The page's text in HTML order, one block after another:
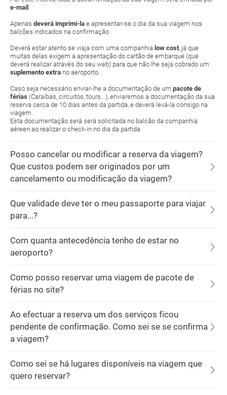
e-mail .
Apenas deverá imprimi-la e apresentar-se o dia da sua viagem nos
balcões indicados na confirmação
Deverá estar atento se viaja com uma companhia low cost, já que
muitas delas exigem a apresentação do cartão de embarque (que
deverá realizar através do seu web) para que não lhe seja cobrado um
suplemento extra no aeroporto.
Caso seja necessário enviar-lhe a documentação de um pacote de
férias (Caraíbas, circuitos, tours...), enviaremos a documentação da sua
reserva cerca de 10 dias antes da partida, e deverá levá-la consigo na
viagem.
Esta documentação será será solicitada no balcão da companhia
aéreen ao realizar o check-in no dia da partida.
Posso cancelar ou modificar a reserva da viagem?
Que custos podem ser originados por um
cancelamento ou modificação da viagem?
Que validade deve ter o meu passaporte para viajar
para...?
Com quanta antecedência tenho de estar no
aeroporto?
Como posso reservar uma viagem de pacote de
férias no site?
Ao efectuar a reserva um dos serviços ficou
pendente de confirmação. Como sei se se confirma
a viagem?
Como sei se há lugares disponíveis na viagem que
quero reservar?